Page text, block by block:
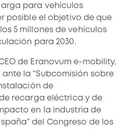
para vehículos
posible el objetivo de que
5 millones de vehículos
para 2030.
de Eranovum e-mobility,
la “Subcomisión sobre
de
recarga eléctrica y de
en la industria de
del Congreso de los